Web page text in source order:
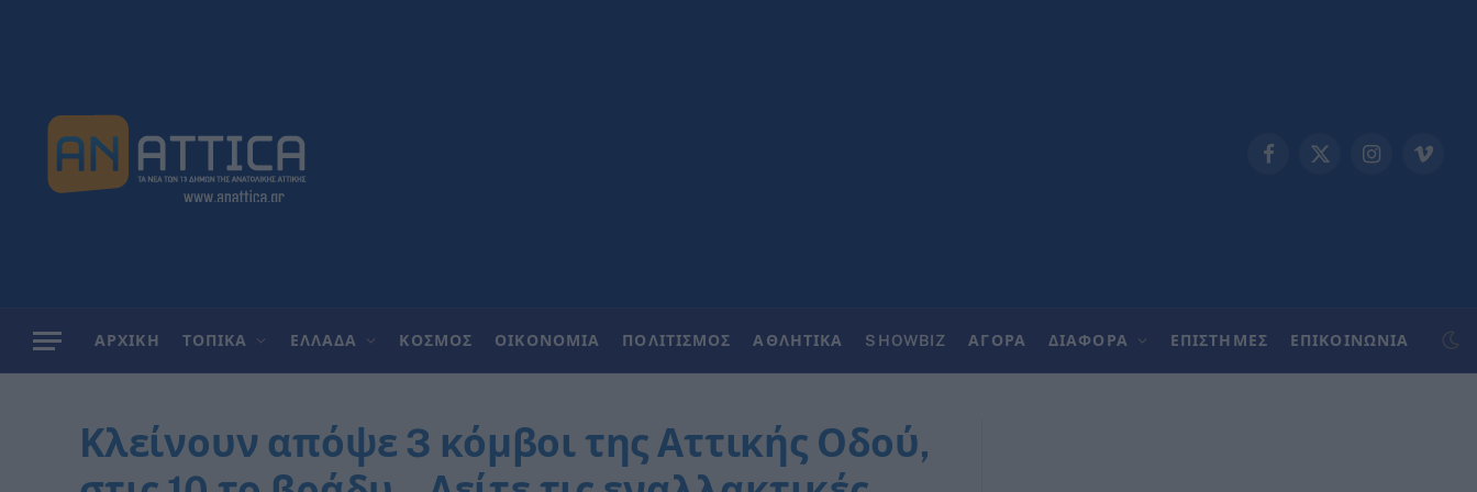
Facebook
X
InstagramVimeo
ΑΡΧΙΚΗ ΤΟΠΙΚΑ ΕΛΛΑΔΑ ΚΟΣΜΟΣ ΟΙΚΟΝΟΜΙΑ ΠΟΛΙΤΙΣΜΟΣ ΑΘΛΗΤΙΚΑ SHOWBIZ ΑΓΟΡΑ ΔΙΑΦΟΡΑ ΕΠΙΣΤΗΜΕΣ ΕΠΙΚΟΙΝΩΝΊΑ
Κλείνουν απόψε 3 κόμβοι της Αττικής Οδού,